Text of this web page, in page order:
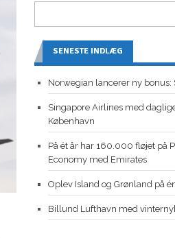
SENESTE INDLÆG
Norwegian lancerer ny bonus:
Singapore Airlines med
København
På ét år har 160.000 fløjet på
Economy med Emirates
Oplev Island og Grønland på
Billund Lufthavn med